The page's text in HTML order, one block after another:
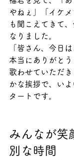
やねぇ」「イケ
も聞こえてきて
なりました。
「皆さん、今日
本当にありがと
歌わせていただ
かな挨拶で、い
タートです。
みんなが笑
別な時間